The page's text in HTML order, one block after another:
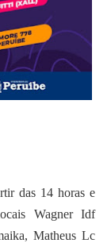
das 14 horas e
Wagner Idf
Matheus Lc